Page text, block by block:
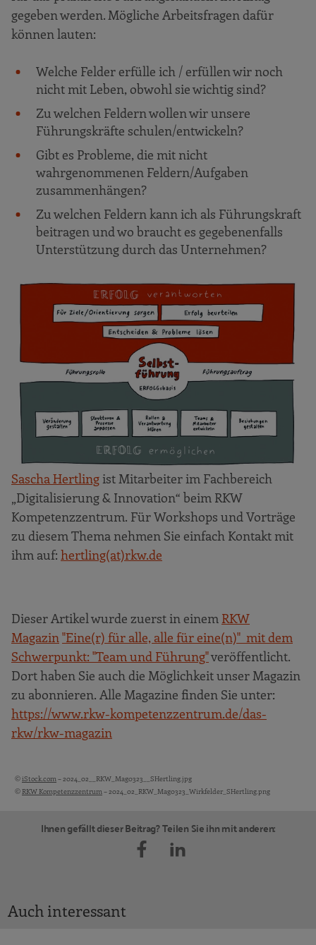
gegeben werden. Mögliche Arbeitsfragen dafür
können lauten:
Welche Felder erfülle ich / erfüllen wir noch
nicht mit Leben, obwohl sie wichtig sind?
Zu welchen Feldern wollen wir unsere
Führungskräfte schulen/entwickeln?
Gibt es Probleme, die mit nicht
wahrgenommenen Feldern/Aufgaben
zusammenhängen?
Zu welchen Feldern kann ich als Führungskraft
beitragen und wo braucht es gegebenenfalls
Unterstützung durch das Unternehmen?
Sascha Hertling ist Mitarbeiter im Fachbereich
„Digitalisierung & Innovation“ beim RKW
Kompetenzzentrum. Für Workshops und Vorträge
zu diesem Thema nehmen Sie einfach Kontakt mit
ihm auf: hertling(at)rkw.de
Dieser Artikel wurde zuerst in einem RKW
Magazin "Eine(r) für alle, alle für eine(n)" mit dem
Schwerpunkt: "Team und Führung"veröffentlicht.
Dort haben Sie auch die Möglichkeit unser Magazin
zu abonnieren. Alle Magazine finden Sie unter:
https://www.rkw-kompetenzzentrum.de/das-
rkw/rkw-magazin
Bildquellen und Copyright-Hinweise
©iStock.com – 2024_02__RKW_Mag0323__SHertling.jpg
©RKW Kompetenzzentrum – 2024_02_RKW_Mag0323_Wirkfelder_SHertling.png
Ihnen gefällt dieser Beitrag? Teilen Sie ihn mit anderen:
Auch interessant